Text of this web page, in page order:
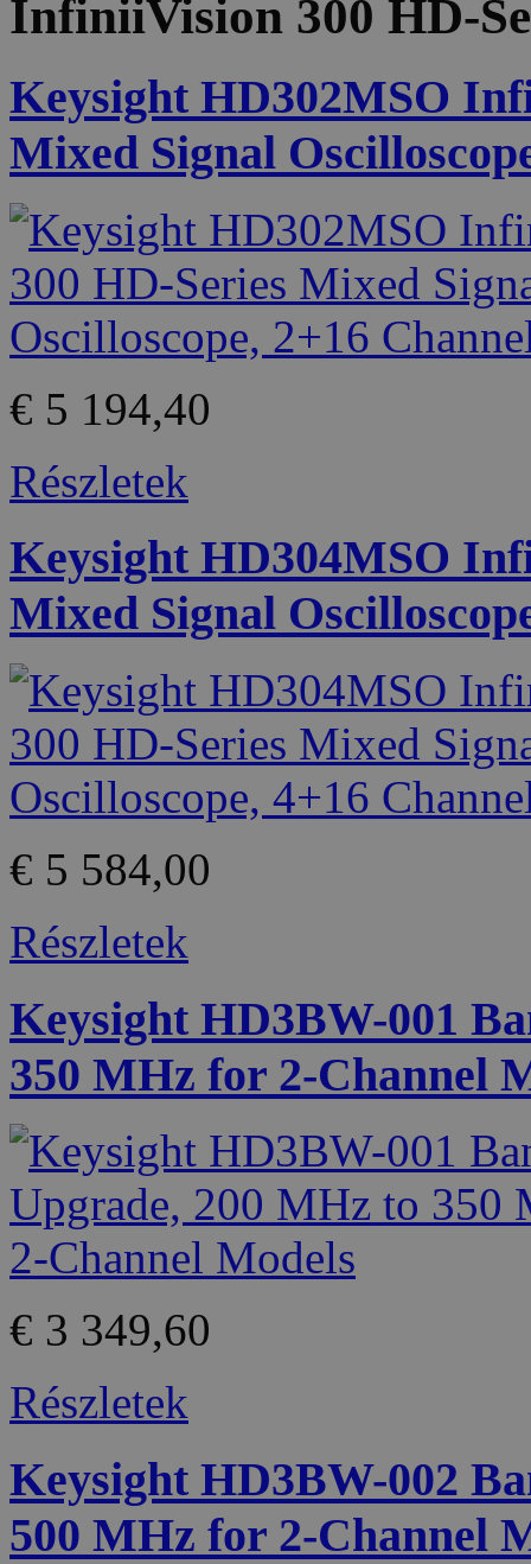
InfiniiVision 300 HD-
Keysight HD302MSO
Mixed Signal
€ 5 194,40
Részletek
Keysight HD304MSO
Mixed Signal
€ 5 584,00
Részletek
Keysight HD3BW-001
350 MHz for 2-Channel
€ 3 349,60
Részletek
Keysight HD3BW-002
500 MHz for 2-Channel